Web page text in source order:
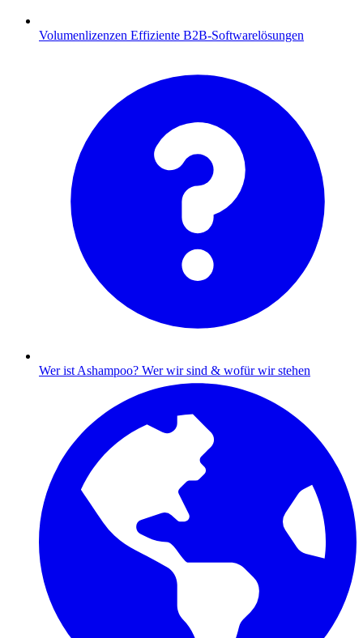
Volumenlizenzen Effiziente B2B-Softwarelösungen
Wer ist Ashampoo? Wer wir sind & wofür wir stehen